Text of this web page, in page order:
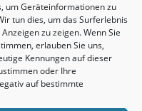
um Geräteinformationen zu
tun dies, um das Surferlebnis
zu zeigen. Wenn Sie
erlauben Sie uns,
Kennungen auf dieser
oder Ihre
auf bestimmte
Cookies zu
Inhalt zu